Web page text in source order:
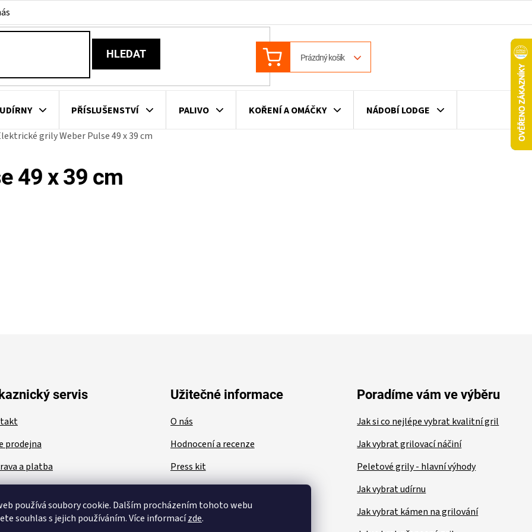
používá soubory cookie. Dalším procházením tohoto webu
souhlas s jejich používáním. Více informacízde.
HLEDAT NÁKUPNÍ
KOŠÍK
Prázdný košík
UDÍRNY PŘÍSLUŠENSTVÍ PALIVO KOŘENÍ A OMÁČKY NÁDOBÍ LODGE
ZNAČKY
grily Weber Pulse 49 x 39 cm
49 x 39 cm
servis
prodejna
a platba
a vrácení
podmínky
Užitečné informace
O nás
Hodnocení a recenze
Press kit
Velkoobchod
Spolupráce
Poradíme vám ve výběru
Jak si co nejlépe vybrat kvalitní gril
Jak vybrat grilovací náčiní
Peletové grily - hlavní výhody
Jak vybrat udírnu
Jak vybrat kámen na grilování